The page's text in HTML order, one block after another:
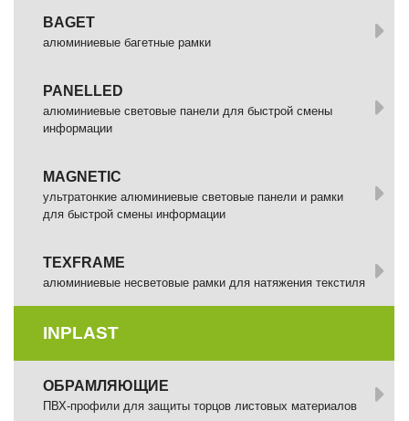
BAGET
алюминиевые багетные рамки
PANELLED
алюминиевые световые панели для быстрой смены
информации
MAGNETIC
ультратонкие алюминиевые световые панели и рамки
для быстрой смены информации
TEXFRAME
алюминиевые несветовые рамки для натяжения текстиля
INPLAST
ОБРАМЛЯЮЩИЕ
ПВХ-профили для защиты торцов листовых материалов